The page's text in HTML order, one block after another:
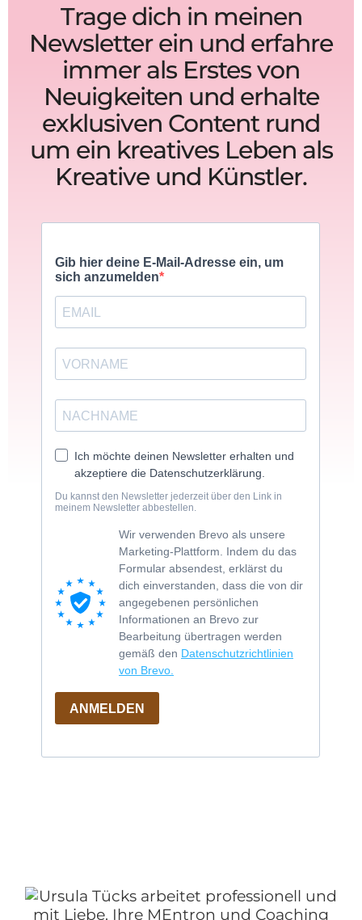
Trage dich in meinen
Newsletter ein und erfahre
immer als Erstes von
Neuigkeiten und erhalte
exklusiven Content rund
um ein kreatives Leben als
Kreative und Künstler.